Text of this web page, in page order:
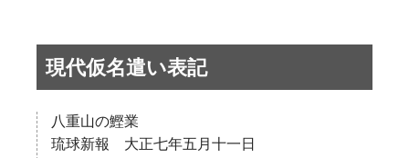
現代仮名遣い表記
八重山の鰹業
琉球新報 大正七年五月十一日